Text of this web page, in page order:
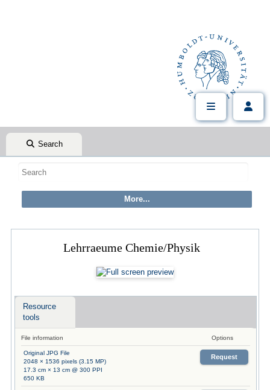
Search
Lehrraeume Chemie/Physik
Resource
tools
File information Options
Original JPG File
2048 × 1536 pixels (3.15 MP)
17.3 cm × 13 cm @ 300 PPI
650 KB
Request